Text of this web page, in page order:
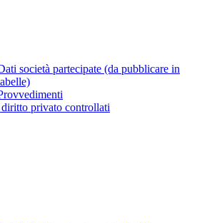
società partecipate (da pubblicare in
privato controllati